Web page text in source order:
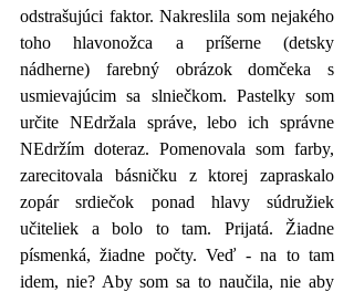
odstrašujúci faktor. Nakreslila som nejakého
toho hlavonožca a príšerne (detsky
nádherne) farebný obrázok domčeka s
usmievajúcim sa slniečkom. Pastelky som
určite NEdržala správe, lebo ich správne
NEdržím doteraz. Pomenovala som farby,
zarecitovala básničku z ktorej zapraskalo
zopár srdiečok ponad hlavy súdružiek
učiteliek a bolo to tam. Prijatá. Žiadne
písmenká, žiadne počty. Veď - na to tam
idem, nie? Aby som sa to naučila, nie aby